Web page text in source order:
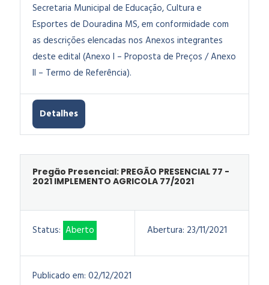
Secretaria Municipal de Educação, Cultura e
Esportes de Douradina MS, em conformidade com
as descrições elencadas nos Anexos integrantes
deste edital (Anexo I – Proposta de Preços / Anexo
II – Termo de Referência).
Detalhes
Pregão Presencial: PREGÃO PRESENCIAL 77 -
2021 IMPLEMENTO AGRICOLA 77/2021
Status: Aberto Abertura: 23/11/2021
Publicado em: 02/12/2021